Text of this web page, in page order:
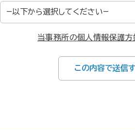
当事務所の個人情報保護方